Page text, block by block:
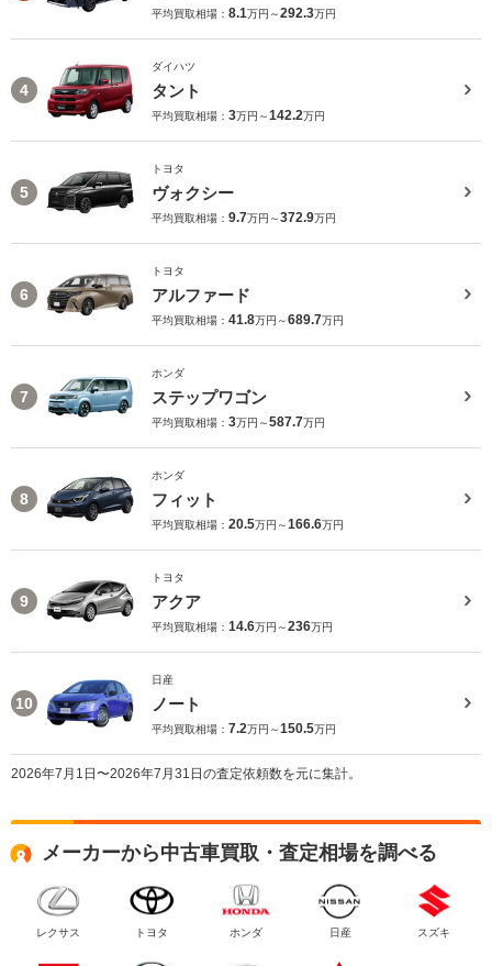
平均買取相場： 8.1万円～292.3万円
4
ダイハツ
タント
平均買取相場： 3万円～142.2万円
5
トヨタ
ヴォクシー
平均買取相場： 9.7万円～372.9万円
6
トヨタ
アルファード
平均買取相場： 41.8万円～689.7万円
7
ホンダ
ステップワゴン
平均買取相場： 3万円～587.7万円
8
ホンダ
フィット
平均買取相場： 20.5万円～166.6万円
9
トヨタ
アクア
平均買取相場： 14.6万円～236万円
10
日産
ノート
平均買取相場： 7.2万円～150.5万円
2026年7月1日〜2026年7月31日の査定依頼数を元に集計。
メーカーから中古車買取・査定相場を調べる
レクサス トヨタ ホンダ 日産 スズキ